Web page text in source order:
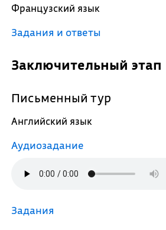
Французский язык
Задания и ответы
Заключительный этап
Письменный тур
Английский язык
Аудиозадание
Задания